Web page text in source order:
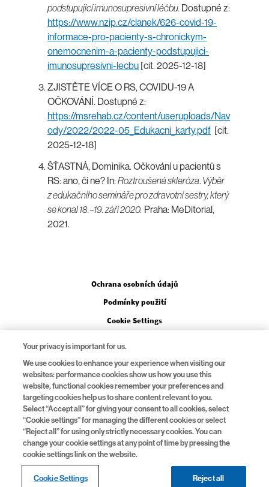
podstupující imunosupresivní léčbu. Dostupné z:
https://www.nzip.cz/clanek/626-covid-19-
informace-pro-pacienty-s-chronickym-
onemocnenim-a-pacienty-podstupujici-
imunosupresivni-lecbu [cit. 2025-12-18]
ZJISTĚTE VÍCE O RS, COVIDU-19 A
OČKOVÁNÍ. Dostupné z:
https://msrehab.cz/content/useruploads/Nav
ody/2022/2022-05_Edukacni_karty.pdf [cit.
2025-12-18]
ŠŤASTNÁ, Dominika. Očkování u pacientů s
RS: ano, či ne? In:Roztroušená skleróza. Výběr
z edukačního semináře pro zdravotní sestry, který
se konal 18.–19. září 2020. Praha: MeDitorial,
2021.
Ochrana osobních údajů
Podmínky použití
Cookie Settings
Na Pankráci 1724/129, 140 00, Praha 4
tel.:+420 225 775 111
www.novartis.cz|[email protected]
© 2026 Novartis
CZ/FA-11625254/03/2026
Tato stránka je určena pro Českou republiku
Your privacy is important for us.
We use cookies to enhance your experience when visiting our
websites: performance cookies show us how you use this
website, functional cookies remember your preferences and
targeting cookies help us to share content relevant to you.
Select “Accept all” for giving your consent to all cookies, select
“Cookie settings” for managing the different cookies or select
“Reject all” for using only strictly necessary cookies. You can
change your cookie settings at any point of time by pressing the
cookie settings link on the website.
Cookie Settings Reject all